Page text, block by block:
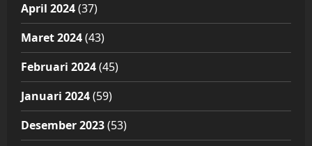
April 2024(37)
Maret 2024(43)
Februari 2024(45)
Januari 2024(59)
Desember 2023(53)